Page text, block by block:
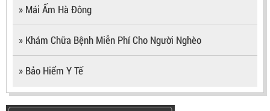
» Mái Ấm Hà Đông
» Khám Chữa Bệnh Miễn Phí Cho Người Nghèo
» Bảo Hiểm Y Tế